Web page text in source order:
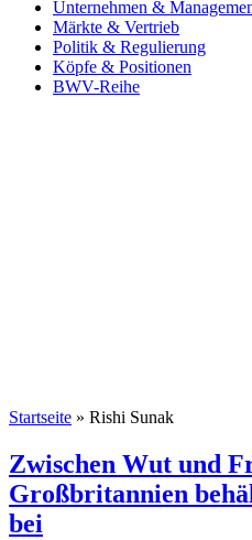
Unternehmen &
Märkte & Vertrieb
Politik & Regulierung
Köpfe & Positionen
BWV-Reihe
Startseite » Rishi Sunak
Zwischen Wut und
Großbritannien
bei